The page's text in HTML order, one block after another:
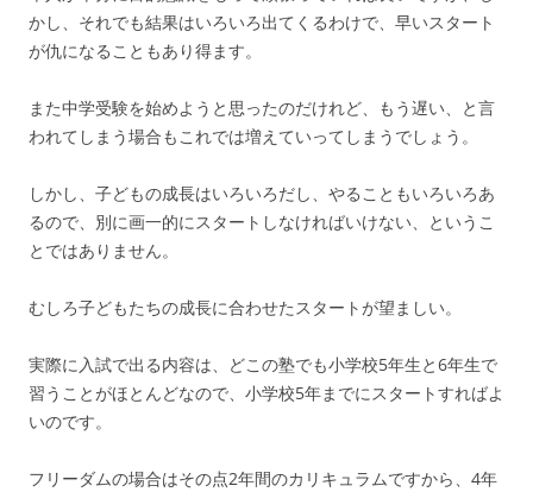
かし、それでも結果はいろいろ出てくるわけで、早いスタート
が仇になることもあり得ます。
また中学受験を始めようと思ったのだけれど、もう遅い、と言
われてしまう場合もこれでは増えていってしまうでしょう。
しかし、子どもの成長はいろいろだし、やることもいろいろあ
るので、別に画一的にスタートしなければいけない、というこ
とではありません。
むしろ子どもたちの成長に合わせたスタートが望ましい。
実際に入試で出る内容は、どこの塾でも小学校5年生と6年生で
習うことがほとんどなので、小学校5年までにスタートすればよ
いのです。
フリーダムの場合はその点2年間のカリキュラムですから、4年